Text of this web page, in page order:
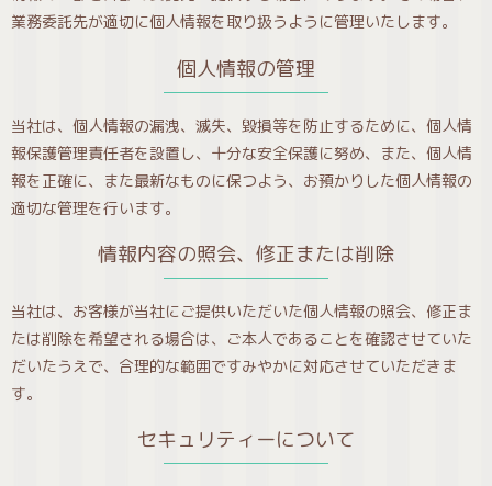
業務委託先が適切に個人情報を取り扱うように管理いたします。
個人情報の管理
当社は、個人情報の漏洩、滅失、毀損等を防止するために、個人情
報保護管理責任者を設置し、十分な安全保護に努め、また、個人情
報を正確に、また最新なものに保つよう、お預かりした個人情報の
適切な管理を行います。
情報内容の照会、修正または削除
当社は、お客様が当社にご提供いただいた個人情報の照会、修正ま
たは削除を希望される場合は、ご本人であることを確認させていた
だいたうえで、合理的な範囲ですみやかに対応させていただきま
す。
セキュリティーについて